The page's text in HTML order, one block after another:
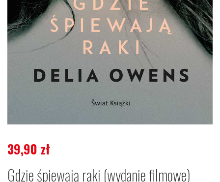
39,90 zł
Gdzie śpiewają raki (wydanie filmowe)